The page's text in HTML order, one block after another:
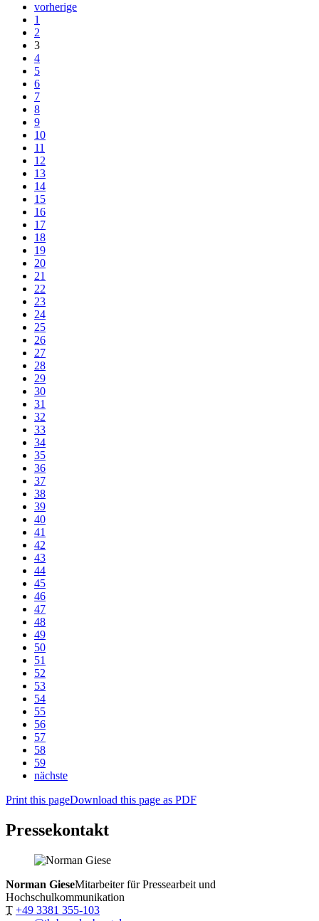
vorherige
1
2
3
4
5
6
7
8
9
10
11
12
13
14
15
16
17
18
19
20
21
22
23
24
25
26
27
28
29
30
31
32
33
34
35
36
37
38
39
40
41
42
43
44
45
46
47
48
49
50
51
52
53
54
55
56
57
58
59
nächste
Print this pageDownload this page as PDF
Pressekontakt
Norman GieseMitarbeiter für Pressearbeit und
Hochschulkommunikation
T +49 3381 355-103